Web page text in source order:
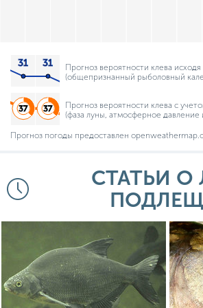
Прогноз вероятности клева исходя
(общепризнанный рыболовный
Прогноз вероятности клева с
(фаза луны, атмосферное давление
Прогноз погоды предоставлен
СТАТЬИ О